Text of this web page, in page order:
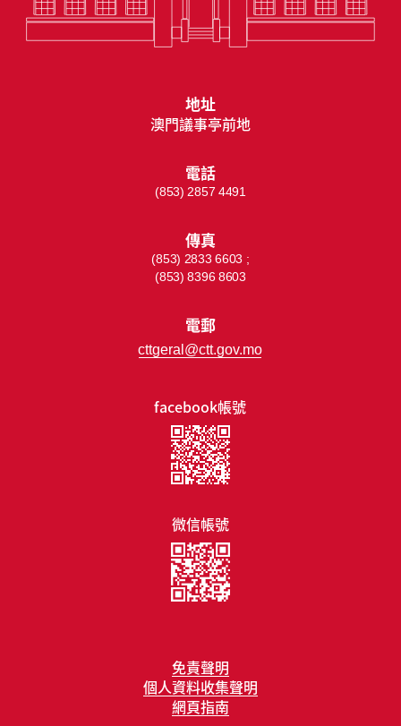
免責聲明
個人資料收集聲明
網頁指南
facebook帳號
微信帳號
地址
澳門議事亭前地
電話
(853) 2857 4491
傳真
(853) 2833 6603 ;
(853) 8396 8603
電郵
cttgeral@ctt.gov.mo